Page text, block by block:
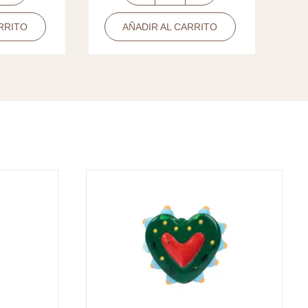
pulsera
covergold
AÑADIR AL CARRITO